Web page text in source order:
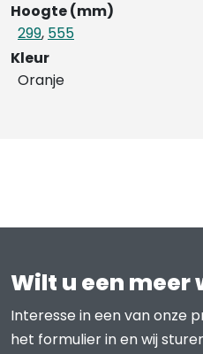
Hoogte (mm)
299, 555
Kleur
Oranje
Wilt u een meer
Interesse in een van onze
het formulier in en wij